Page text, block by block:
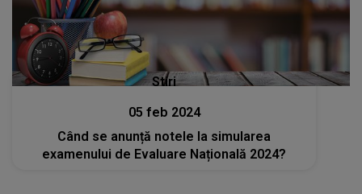
Stiri
05 feb 2024
Când se anunță notele la simularea
examenului de Evaluare Națională 2024?